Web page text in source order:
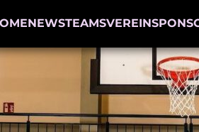
NEWSTEAMSVEREIN